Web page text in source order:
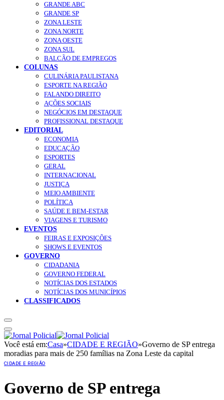
GRANDE ABC
GRANDE SP
ZONA LESTE
ZONA NORTE
ZONA OESTE
ZONA SUL
BALCÃO DE EMPREGOS
COLUNAS
CULINÁRIA PAULISTANA
ESPORTE NA REGIÃO
FALANDO DIREITO
AÇÕES SOCIAIS
NEGÓCIOS EM DESTAQUE
PROFISSIONAL DESTAQUE
EDITORIAL
ECONOMIA
EDUCAÇÃO
ESPORTES
GERAL
INTERNACIONAL
JUSTIÇA
MEIO AMBIENTE
POLÍTICA
SAÚDE E BEM-ESTAR
VIAGENS E TURISMO
EVENTOS
FEIRAS E EXPOSIÇÕES
SHOWS E EVENTOS
GOVERNO
CIDADANIA
GOVERNO FEDERAL
NOTÍCIAS DOS ESTADOS
NOTÍCIAS DOS MUNICÍPIOS
CLASSIFICADOS
Você está em:Casa»CIDADE E REGIÃO»Governo de SP entrega
moradias para mais de 250 famílias na Zona Leste da capital
CIDADE E REGIÃO
Governo de SP entrega